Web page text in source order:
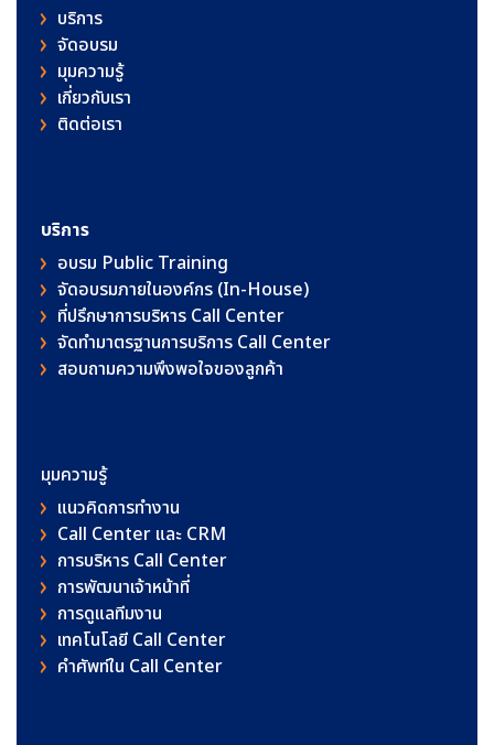
บริการ
จัดอบรม
มุมความรู้
เกี่ยวกับเรา
ติดต่อเรา
บริการ
อบรม Public Training
จัดอบรมภายในองค์กร (In-House)
ที่ปรึกษาการบริหาร Call Center
จัดทำมาตรฐานการบริการ Call Center
สอบถามความพึงพอใจของลูกค้า
มุมความรู้
แนวคิดการทำงาน
Call Center และ CRM
การบริหาร Call Center
การพัฒนาเจ้าหน้าที่
การดูแลทีมงาน
เทคโนโลยี Call Center
คําศัพท์ใน Call Center